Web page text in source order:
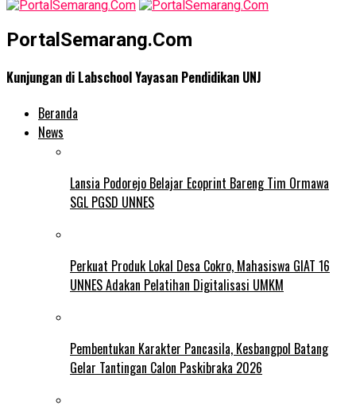
PortalSemarang.Com
Kunjungan di Labschool Yayasan Pendidikan UNJ
Beranda
News
Lansia Podorejo Belajar Ecoprint Bareng Tim Ormawa
SGL PGSD UNNES
Perkuat Produk Lokal Desa Cokro, Mahasiswa GIAT 16
UNNES Adakan Pelatihan Digitalisasi UMKM
Pembentukan Karakter Pancasila, Kesbangpol Batang
Gelar Tantingan Calon Paskibraka 2026